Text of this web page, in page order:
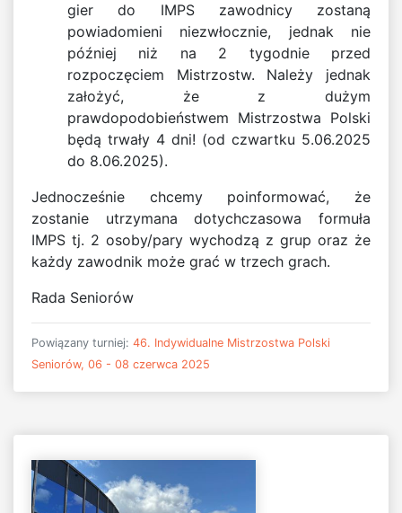
gier do IMPS zawodnicy zostaną
powiadomieni niezwłocznie, jednak nie
później niż na 2 tygodnie przed
rozpoczęciem Mistrzostw. Należy jednak
założyć, że z dużym
prawdopodobieństwem Mistrzostwa Polski
będą trwały 4 dni! (od czwartku 5.06.2025
do 8.06.2025).
Jednocześnie chcemy poinformować, że
zostanie utrzymana dotychczasowa formuła
IMPS tj. 2 osoby/pary wychodzą z grup oraz że
każdy zawodnik może grać w trzech grach.
Rada Seniorów
Powiązany turniej: 46. Indywidualne Mistrzostwa Polski
Seniorów, 06 - 08 czerwca 2025